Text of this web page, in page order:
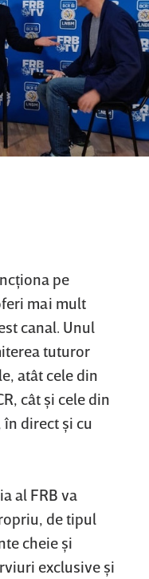
pe
mai mult
canal. Unul
tuturor
atât cele din
cât şi cele din
în direct şi cu
al FRB va
de tipul
cheie şi
exclusive şi